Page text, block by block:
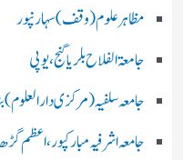
مظاہرعلوم (وقف)سہارنپور
جامعۃ الفلاح بلریاگنج،یوپی
جامعہ سلفیہ(مرکزی دارالعلوم
جامعہ اشرفیہ مبارکپور،اعظم گڑھ